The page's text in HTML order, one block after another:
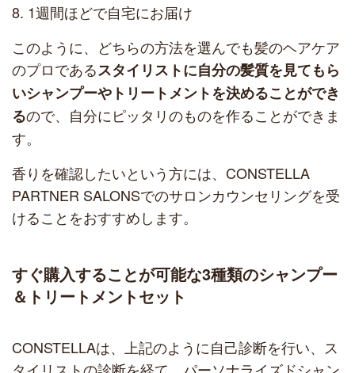
1週間ほどで自宅にお届け
このように、どちらの方法を選んでも髪のヘアケア
のプロであるスタイリストに自分の髪質を見てもら
いシャンプーやトリートメントを決めることができ
るので、自分にピッタリのものを作ることができま
す。
香りを確認したいという方には、CONSTELLA
PARTNER SALONSでのサロンカウンセリングを受
けることをおすすめします。
すぐ購入することが可能な3種類のシャンプー
＆トリートメントセット
CONSTELLAは、上記のように自己診断を行い、ス
タイリストの診断を経て、パーソナライズドシャン